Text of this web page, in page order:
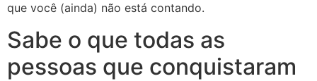
que você (ainda) não está contando.
Sabe o que todas as
pessoas que conquistaram